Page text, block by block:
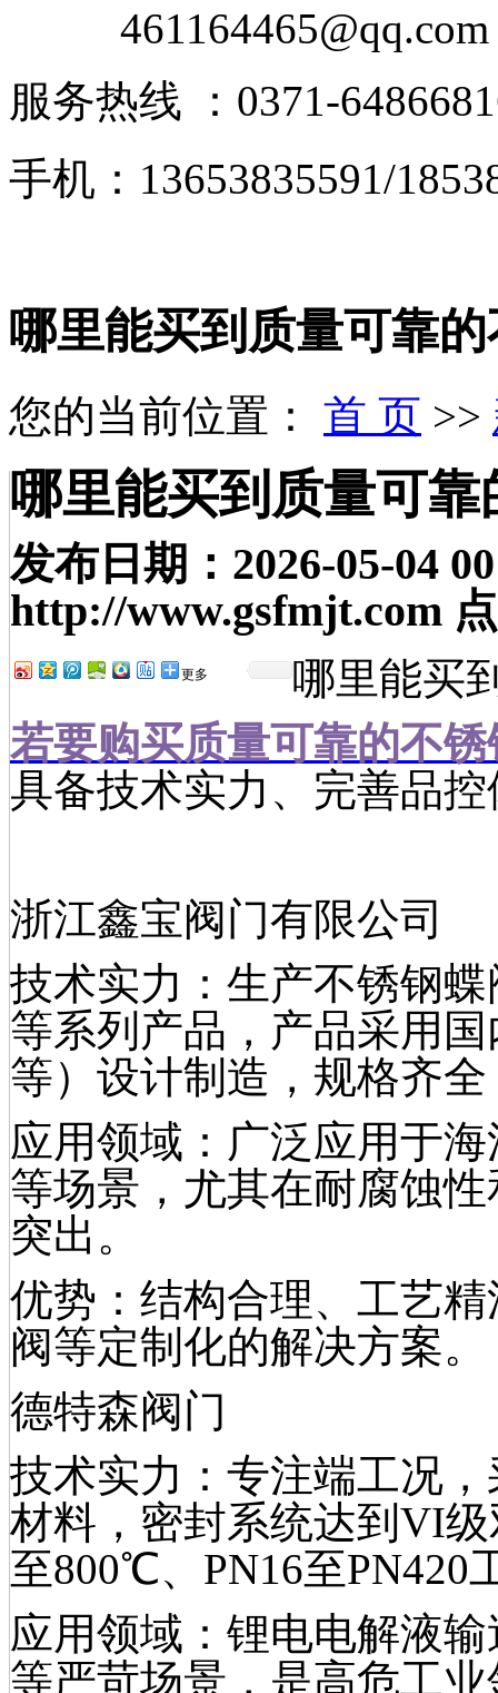
461164465@qq.com
服务热线 ：0371-
手机：13653835591/
哪里能买到质量可靠
您的当前位置： 首 页 >>
哪里能买到质量可
发布日期： 2026-05-04
http://www.gsfmjt.com
更多
哪里能买
若要购买质量可靠的不
具备技术实力、完善品
浙江鑫宝阀门有限公司
技术实力：生产不锈钢
等系列产品，产品采用
等）设计制造，规格齐
应用领域：广泛应用于
等场景，尤其在耐腐蚀
突出。
优势：结构合理、工艺
阀等定制化的解决方案。
德特森阀门
技术实力：专注端工况
材料，密封系统达到VI
至800℃、PN16至PN420
应用领域：锂电电解液
等严苛场景，是高危工